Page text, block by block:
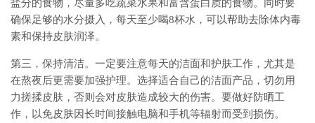
盐分的食物，尽量多吃蔬菜水果和富含蛋白质的食物。同时要
确保足够的水分摄入，每天至少喝8杯水，可以帮助去除体内毒
素和保持皮肤润泽。
第三，保持清洁。一定要注意每天的洁面和护肤工作，尤其是
在熬夜后更需要加强护理。选择适合自己的洁面产品，切勿用
力搓揉皮肤，否则会对皮肤造成较大的伤害。要做好防晒工
作，以免皮肤因长时间接触电脑和手机等辐射而受到损伤。